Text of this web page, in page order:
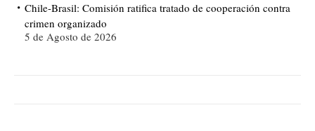
Chile-Brasil: Comisión ratifica tratado de cooperación contra
crimen organizado
5 de Agosto de 2026